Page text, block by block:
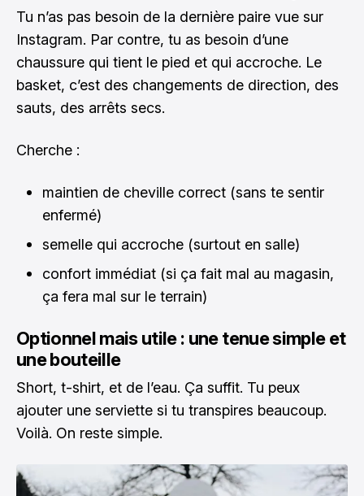
Tu n’as pas besoin de la dernière paire vue sur
Instagram. Par contre, tu as besoin d’une
chaussure qui tient le pied et qui accroche. Le
basket, c’est des changements de direction, des
sauts, des arrêts secs.
Cherche :
maintien de cheville correct (sans te sentir
enfermé)
semelle qui accroche (surtout en salle)
confort immédiat (si ça fait mal au magasin,
ça fera mal sur le terrain)
Optionnel mais utile : une tenue simple et
une bouteille
Short, t-shirt, et de l’eau. Ça suffit. Tu peux
ajouter une serviette si tu transpires beaucoup.
Voilà. On reste simple.